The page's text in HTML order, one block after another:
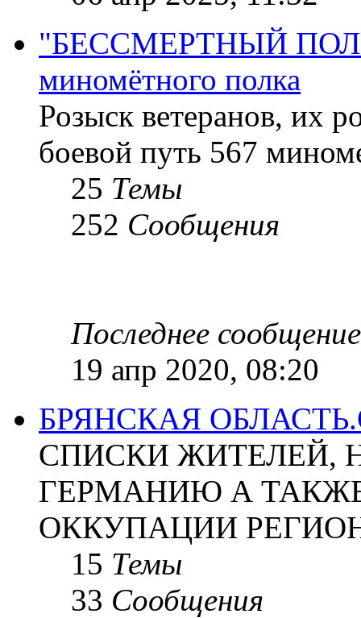
"БЕССМЕРТНЫЙ ПОЛК
миномётного полка
Розыск ветеранов, их
боевой путь 567
25 Темы
252 Сообщения
Последнее сообщение
19 апр 2020, 08:20
БРЯНСКАЯ
СПИСКИ ЖИТЕЛЕЙ,
ГЕРМАНИЮ А
ОККУПАЦИИ
15 Темы
33 Сообщения